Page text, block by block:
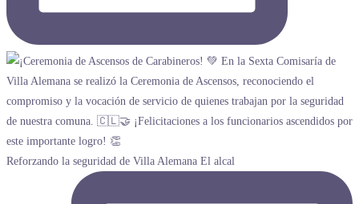
Reforzando la seguridad de Villa Alemana El alcal